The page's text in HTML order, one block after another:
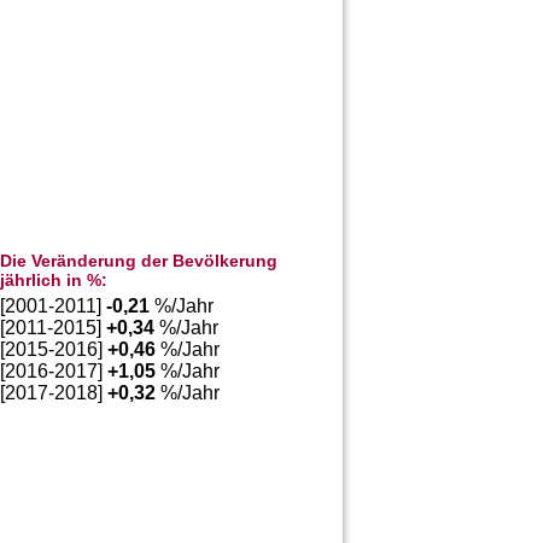
Die Veränderung der Bevölkerung
jährlich in %:
[2001-2011]-0,21 %/Jahr
[2011-2015]+0,34 %/Jahr
[2015-2016]+0,46 %/Jahr
[2016-2017]+1,05 %/Jahr
[2017-2018]+0,32 %/Jahr